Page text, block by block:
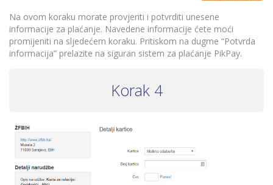
Na ovom koraku morate provjeriti i potvrditi unesene
informacije za plaćanje. Navedene informacije ćete moći
promijeniti na sljedećem koraku. Pritiskom na dugme “Potvrda
informacija” prelazite na siguran sistem za plaćanje PikPay.
Korak 4